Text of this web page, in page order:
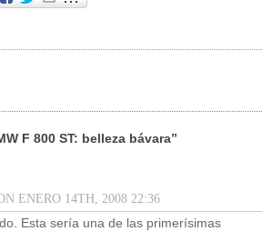
F 800 ST: belleza bávara”
ENERO 14TH, 2008 22:36
Esta sería una de las primerísimas